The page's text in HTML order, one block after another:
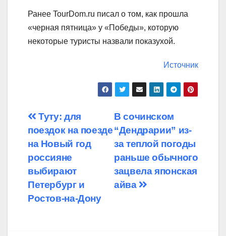
Ранее TourDom.ru писал о том, как прошла
«черная пятница» у «Победы», которую
некоторые туристы назвали показухой.
Источник
Навигация
по
записям
В сочинском
“Дендрарии” из-
за теплой погоды
раньше обычного
зацвела японская
айва
Туту: для
поездок на поезде
на Новый год
россияне
выбирают
Петербург и
Ростов-на-Дону